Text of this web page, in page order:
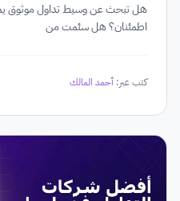
هل تبحث عن وسيط تداول موثوق
اطمئنان؟ هل سئمت من
كتب عبر: أحمد المالك